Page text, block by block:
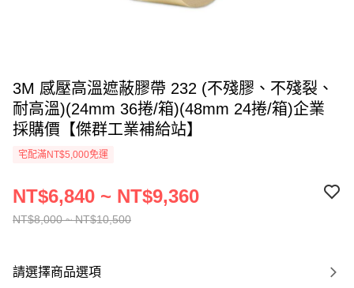
3M 感壓高溫遮蔽膠帶 232 (不殘膠、不殘裂、
耐高溫)(24mm 36捲/箱)(48mm 24捲/箱)企業
採購價【傑群工業補給站】
宅配滿NT$5,000免運
NT$8,000 ~ NT$10,500
NT$6,840 ~ NT$9,360
請選擇商品選項